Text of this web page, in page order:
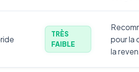
TRÈS
FAIBLE
pour la
la